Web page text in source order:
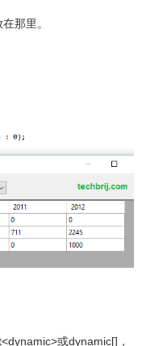
那里。
或dynamic[]，